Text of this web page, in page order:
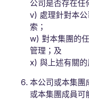
公司是否存在任
v) 處理針對本
索；
w) 對本集團的
管理；及
x) 與上述有關的
本公司或本集團
或本集團成員